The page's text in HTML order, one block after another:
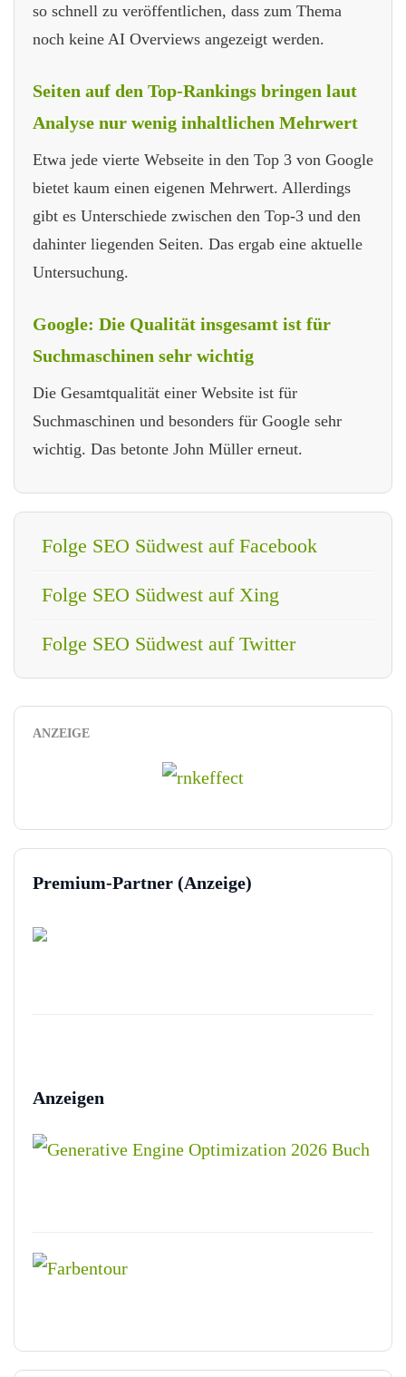
so schnell zu veröffentlichen, dass zum Thema
noch keine AI Overviews angezeigt werden.
Seiten auf den Top-Rankings bringen laut
Analyse nur wenig inhaltlichen Mehrwert
Etwa jede vierte Webseite in den Top 3 von Google
bietet kaum einen eigenen Mehrwert. Allerdings
gibt es Unterschiede zwischen den Top-3 und den
dahinter liegenden Seiten. Das ergab eine aktuelle
Untersuchung.
Google: Die Qualität insgesamt ist für
Suchmaschinen sehr wichtig
Die Gesamtqualität einer Website ist für
Suchmaschinen und besonders für Google sehr
wichtig. Das betonte John Müller erneut.
Folge SEO Südwest auf Facebook
Folge SEO Südwest auf Xing
Folge SEO Südwest auf Twitter
ANZEIGE
Premium-Partner (Anzeige)
Anzeigen